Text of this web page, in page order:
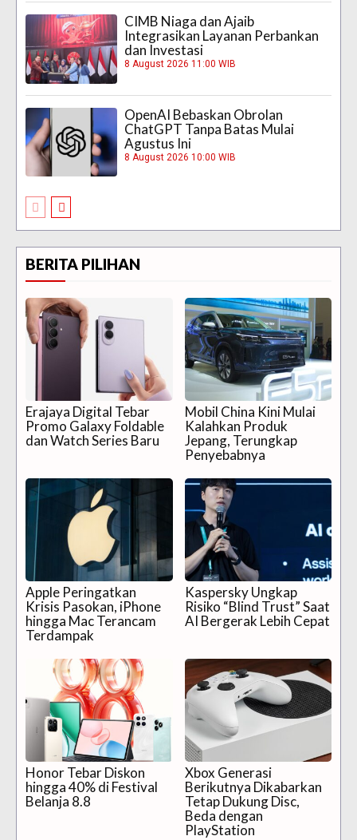
CIMB Niaga dan Ajaib
Integrasikan Layanan Perbankan
dan Investasi
8 August 2026 11:00 WIB
OpenAI Bebaskan Obrolan
ChatGPT Tanpa Batas Mulai
Agustus Ini
8 August 2026 10:00 WIB
BERITA PILIHAN
Erajaya Digital Tebar
Promo Galaxy Foldable
dan Watch Series Baru
Mobil China Kini Mulai
Kalahkan Produk
Jepang, Terungkap
Penyebabnya
Apple Peringatkan
Krisis Pasokan, iPhone
hingga Mac Terancam
Terdampak
Kaspersky Ungkap
Risiko “Blind Trust” Saat
AI Bergerak Lebih Cepat
Honor Tebar Diskon
hingga 40% di Festival
Belanja 8.8
Xbox Generasi
Berikutnya Dikabarkan
Tetap Dukung Disc,
Beda dengan
PlayStation